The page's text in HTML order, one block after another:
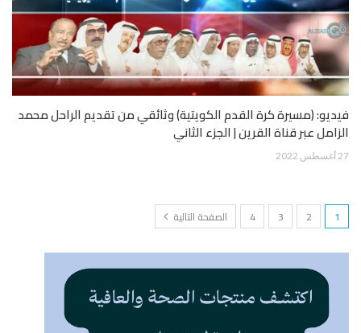
فيديو: (مسيرة كرة القدم الكويتية) وثائقي من تقديم الراحل محمد
الزامل عبر قناة القرين | الجزء الثاني
27 أغسطس 2022
1
2
3
4 الصفحة التالية